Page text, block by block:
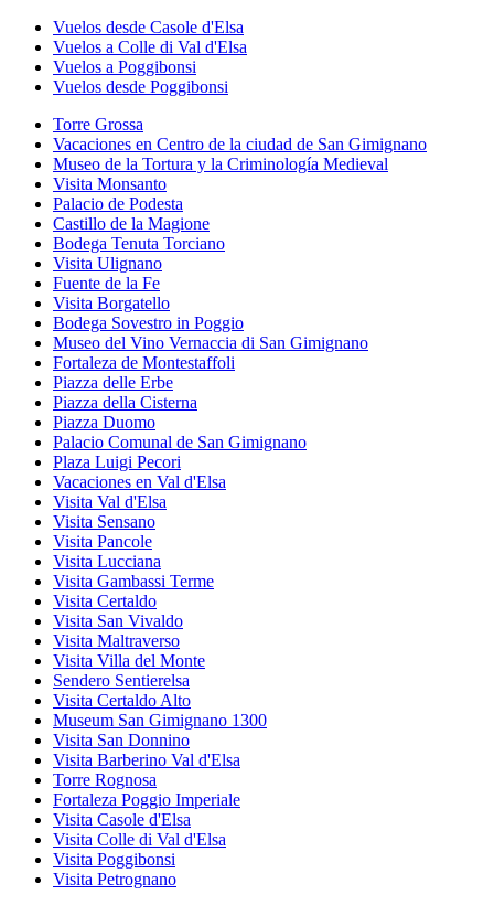
Vuelos desde Casole d'Elsa
Vuelos a Colle di Val d'Elsa
Vuelos a Poggibonsi
Vuelos desde Poggibonsi
Torre Grossa
Vacaciones en Centro de la ciudad de San Gimignano
Museo de la Tortura y la Criminología Medieval
Visita Monsanto
Palacio de Podesta
Castillo de la Magione
Bodega Tenuta Torciano
Visita Ulignano
Fuente de la Fe
Visita Borgatello
Bodega Sovestro in Poggio
Museo del Vino Vernaccia di San Gimignano
Fortaleza de Montestaffoli
Piazza delle Erbe
Piazza della Cisterna
Piazza Duomo
Palacio Comunal de San Gimignano
Plaza Luigi Pecori
Vacaciones en Val d'Elsa
Visita Val d'Elsa
Visita Sensano
Visita Pancole
Visita Lucciana
Visita Gambassi Terme
Visita Certaldo
Visita San Vivaldo
Visita Maltraverso
Visita Villa del Monte
Sendero Sentierelsa
Visita Certaldo Alto
Museum San Gimignano 1300
Visita San Donnino
Visita Barberino Val d'Elsa
Torre Rognosa
Fortaleza Poggio Imperiale
Visita Casole d'Elsa
Visita Colle di Val d'Elsa
Visita Poggibonsi
Visita Petrognano